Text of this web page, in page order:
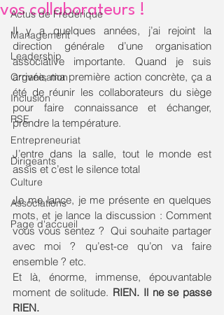
Actus de Frédérique
Management
Leadership
Organisation
Inclusion
RSE
Entrepreneuriat
Dirigeants
Culture
Associations
Page d'accueil
vos collaborateurs !
Il y a quelques années, j’ai rejoint la
direction générale d’une organisation
associative importante. Quand je suis
arrivée, ma première action concrète, ça a
été de réunir les collaborateurs du siège
pour faire connaissance et échanger,
prendre la température.
J’entre dans la salle, tout le monde est
assis et c’est le silence total
Je me lance, je me présente en quelques
mots, et je lance la discussion : Comment
vous vous sentez ?  Qui souhaite partager
avec moi ? qu’est-ce qu’on va faire
ensemble ? etc.
Et là, énorme, immense, épouvantable
moment de solitude. RIEN. Il ne se passe
RIEN.